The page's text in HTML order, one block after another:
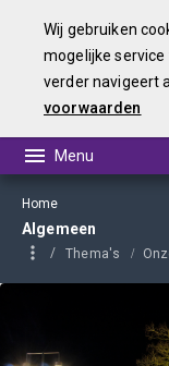
Wij gebruiken
mogelijke service
verder navigeert
voorwaarden
Home
Algemeen
Thema's